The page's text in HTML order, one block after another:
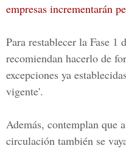
empresas incrementarán
Para restablecer la Fase 1
recomiendan hacerlo de
excepciones ya
vigente'.
Además, contemplan que
circulación también se